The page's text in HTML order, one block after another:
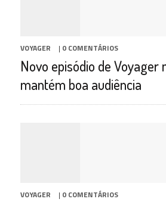
VOYAGER | 0 COMENTÁRIOS
Novo episódio de Voyager
mantém boa audiência
VOYAGER | 0 COMENTÁRIOS